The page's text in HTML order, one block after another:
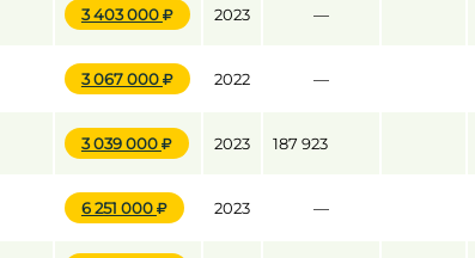
3 403 000 2023 —
3 067 000 2022 —
3 039 000 2023 187 923
6 251 000 2023 —